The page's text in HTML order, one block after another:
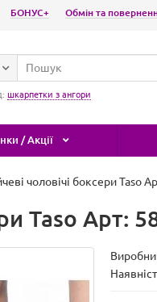
БОНУС+ Обмін та
шкарпетки з ангори
/ Акції
чоловічі боксери Taso
Taso Арт: